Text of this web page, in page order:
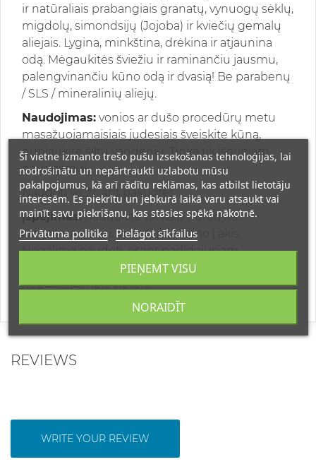
ir natūraliais prabangiais granatų, vynuogų sėklų,
migdolų, simondsijų (Jojoba) ir kviečių gemalų
aliejais. Lygina, minkština, drėkina ir atjaunina
odą. Mėgaukitės šviežiu ir raminančiu jausmu,
palengvinančiu kūno odą ir dvasią! Be parabenų
/ SLS / mineralinių aliejų.
Naudojimas: vonios ar dušo procedūrų metu
masažuojamaisiais judesiais šveiskite kūną,
nuplaukite šiltu vandeniu. Tinka tik išoriniam
naudojimui.
Naudoti iki: žr. ant pakuotės.
Įspėjimas:naudokite tik kaip nurodyta.
Negalima nuryti. Vengti patekimo į akis.
Negalima naudoti, esant padidėjusiam
jautrumui vienam iš ingredientų. Laikyti vaikams
nepasiekiamoje vietoje.
REVIEWS
WRITE YOUR REVIEW
Šī vietne izmanto trešo pušu izsekošanas tehnoloģijas, lai
nodrošinātu un nepārtraukti uzlabotu mūsu
pakalpojumus, kā arī rādītu reklāmas, kas atbilst lietotāju
interesēm. Es piekrītu un jebkurā laikā varu atsaukt vai
mainīt savu piekrišanu, kas stāsies spēkā nākotnē.
Privātuma politika Pielāgot sīkfailus
NORAIDĪT
PIEŅEMT VISU